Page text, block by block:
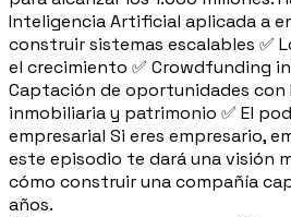
Inteligencia Artificial aplicada a
construir sistemas escalables ✅
el crecimiento ✅ Crowdfunding
Captación de oportunidades con
inmobiliaria y patrimonio ✅ El
empresarial Si eres empresario,
este episodio te dará una visión
cómo construir una compañía
años.